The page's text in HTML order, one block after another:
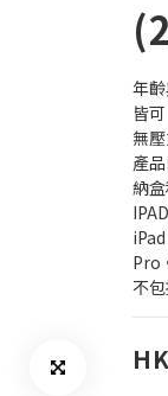
年
皆
無
產
納
Pro
不